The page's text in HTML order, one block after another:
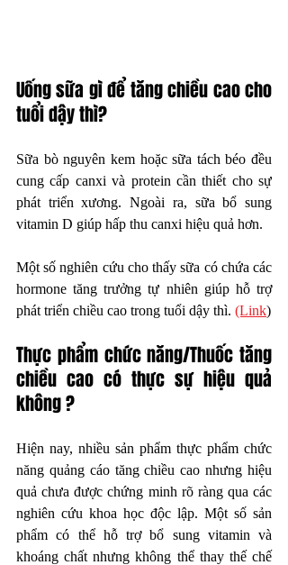
Uống sữa gì để tăng chiều cao cho
tuổi dậy thì?
Sữa bò nguyên kem hoặc sữa tách béo đều
cung cấp canxi và protein cần thiết cho sự
phát triển xương. Ngoài ra, sữa bổ sung
vitamin D giúp hấp thu canxi hiệu quả hơn.
Một số nghiên cứu cho thấy sữa có chứa các
hormone tăng trưởng tự nhiên giúp hỗ trợ
phát triển chiều cao trong tuổi dậy thì. (Link)
Thực phẩm chức năng/Thuốc tăng
chiều cao có thực sự hiệu quả
không ?
Hiện nay, nhiều sản phẩm thực phẩm chức
năng quảng cáo tăng chiều cao nhưng hiệu
quả chưa được chứng minh rõ ràng qua các
nghiên cứu khoa học độc lập. Một số sản
phẩm có thể hỗ trợ bổ sung vitamin và
khoáng chất nhưng không thể thay thế chế